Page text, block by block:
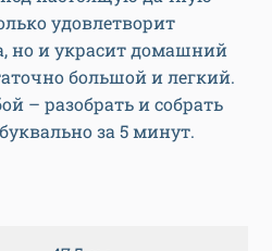
удовлетворит
но и украсит домашний
большой и легкий.
– разобрать и собрать
за 5 минут.